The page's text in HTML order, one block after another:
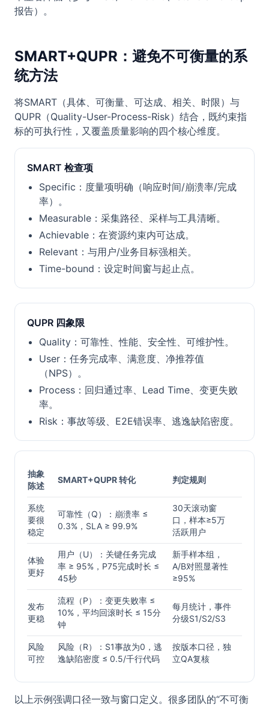
报告）。
SMART+QUPR：避免不可衡量的系
统方法
将SMART（具体、可衡量、可达成、相关、时限）与
QUPR（Quality-User-Process-Risk）结合，既约束指
标的可执行性，又覆盖质量影响的四个核心维度。
SMART 检查项
Specific：度量项明确（响应时间/崩溃率/完成
率）。
Measurable：采集路径、采样与工具清晰。
Achievable：在资源约束内可达成。
Relevant：与用户/业务目标强相关。
Time-bound：设定时间窗与起止点。
QUPR 四象限
Quality：可靠性、性能、安全性、可维护性。
User：任务完成率、满意度、净推荐值
（NPS）。
Process：回归通过率、Lead Time、变更失败
率。
Risk：事故等级、E2E错误率、逃逸缺陷密度。
抽象
陈述
SMART+QUPR 转化 判定规则
系统
要很
稳定
可靠性（Q）：崩溃率 ≤
0.3%，SLA ≥ 99.9%
30天滚动窗
口，样本≥5万
活跃用户
体验
更好
用户（U）：关键任务完成
率 ≥ 95%，P75完成时长 ≤
45秒
新手样本组，
A/B对照显著性
≥95%
发布
更稳
流程（P）：变更失败率 ≤
10%，平均回滚时长 ≤ 15分
钟
每月统计，事件
分级S1/S2/S3
风险
可控
风险（R）：S1事故为0，逃
逸缺陷密度 ≤ 0.5/千行代码
按版本口径，独
立QA复核
以上示例强调口径一致与窗口定义。很多团队的“不可衡